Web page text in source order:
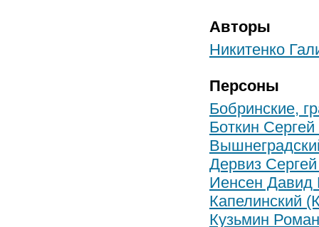
Авторы
Никитенко
Персоны
Бобринские,
Боткин
Дервиз
Иенсен Давид
Капелинский
Кузьмин